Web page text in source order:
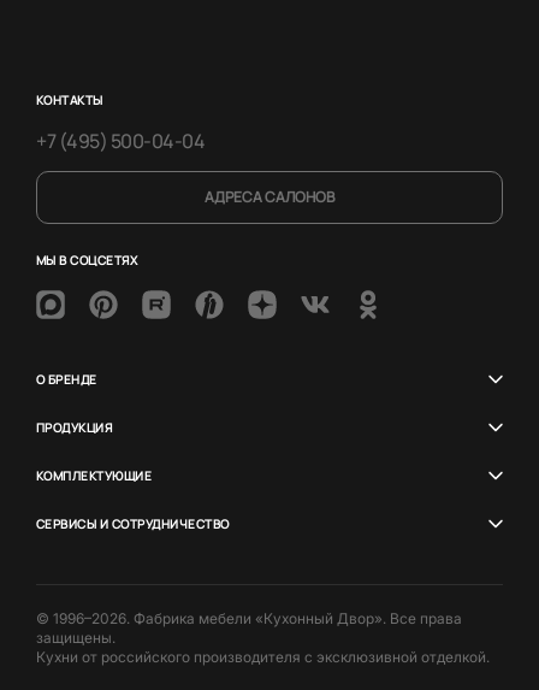
КОНТАКТЫ
+7 (495) 500-04-04
АДРЕСА САЛОНОВ
МЫ В СОЦСЕТЯХ
О БРЕНДЕ
ПРОДУКЦИЯ
КОМПЛЕКТУЮЩИЕ
СЕРВИСЫ И СОТРУДНИЧЕСТВО
© 1996–2026. Фабрика мебели «Кухонный Двор». Все права
защищены.
Кухни от российского производителя с эксклюзивной отделкой.